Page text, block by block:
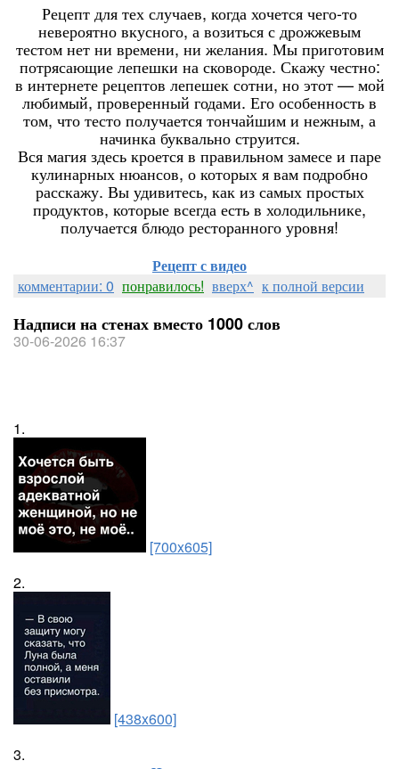
Рецепт для тех случаев, когда хочется чего-то
невероятно вкусного, а возиться с дрожжевым
тестом нет ни времени, ни желания. Мы приготовим
потрясающие лепешки на сковороде. Скажу честно:
в интернете рецептов лепешек сотни, но этот — мой
любимый, проверенный годами. Его особенность в
том, что тесто получается тончайшим и нежным, а
начинка буквально струится.
Вся магия здесь кроется в правильном замесе и паре
кулинарных нюансов, о которых я вам подробно
расскажу. Вы удивитесь, как из самых простых
продуктов, которые всегда есть в холодильнике,
получается блюдо ресторанного уровня!
Рецепт с видео
комментарии: 0 понравилось! вверх^ к полной версии
Надписи на стенах вместо 1000 слов
30-06-2026 16:37
1.
[700x605]
2.
[438x600]
3.